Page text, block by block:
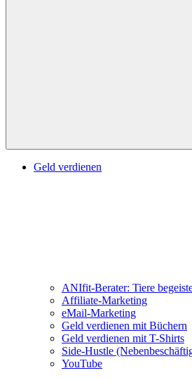
Geld verdienen
ANIfit-Berater: Tiere
Affiliate-Marketing
eMail-Marketing
Geld verdienen mit Büchern
Geld verdienen mit T-Shirts
Side-Hustle
YouTube